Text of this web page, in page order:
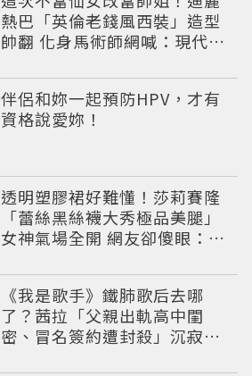
熱巴「英倫老錢風西裝」造型
帥翻 化身馬術師網喊：現代版
伴侶和妳一起預防HPV，才有
資格說愛妳！
透明塑膠裙好難懂！莎莉賽隆
「蕾絲黑絲襪大秀極品美腿」
女神氣場全開 網友卻傻眼：造
《我是歌手》鐵肺歌后去哪
了？茜拉「父親出軌高中閨
密、冒名簽約遭封殺」沉寂12